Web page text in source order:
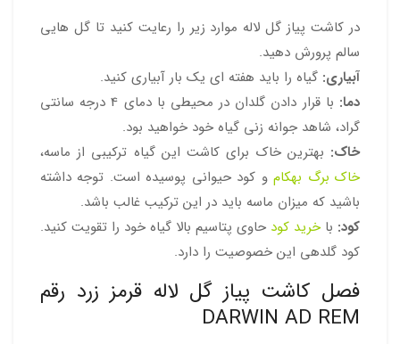
در کاشت پیاز گل لاله موارد زیر را رعایت کنید تا گل هایی
سالم پرورش دهید.
آبیاری: گیاه را باید هفته ای یک بار آبیاری کنید.
دما:
با قرار دادن گلدان در محیطی با دمای 4 درجه سانتی
گراد، شاهد جوانه زنی گیاه خود خواهید بود.
خاک: بهترین خاک برای کاشت این گیاه ترکیبی از ماسه،
خاک برگ بهکامو کود حیوانی پوسیده است. توجه داشته
باشید که میزان ماسه باید در این ترکیب غالب باشد.
کود: باخرید کود حاوی پتاسیم بالا گیاه خود را تقویت کنید.
کود گلدهی این خصوصیت را دارد.
فصل کاشت پیاز گل لاله قرمز زرد رقم
DARWIN AD REM